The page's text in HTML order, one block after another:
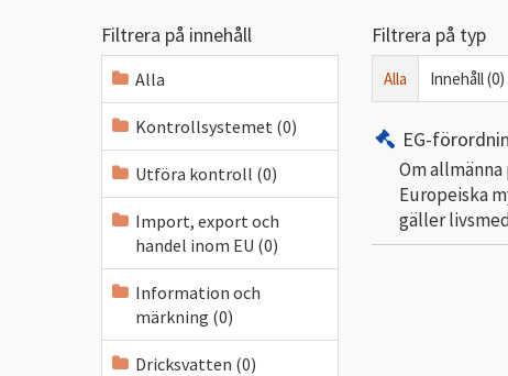
Filtrera på innehåll
Alla
Kontrollsystemet (0)
Utföra kontroll (0)
Import, export och
handel inom EU (0)
Information och
märkning (0)
Dricksvatten (0)
Filtrera på typ
Alla Innehåll (0)
EG-
Om
Europeiska
gäller